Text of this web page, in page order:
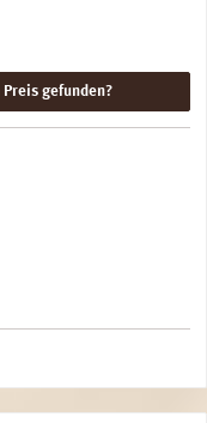
Preis gefunden?